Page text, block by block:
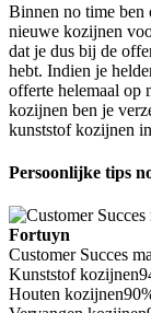
Binnen no time
nieuwe kozijnen
dat je dus bij de
hebt. Indien je
offerte helemaal op
kozijnen ben je
kunststof kozijnen
Persoonlijke tips
Fortuyn
Customer Succes
Kunststof kozijnen
Houten kozijnen